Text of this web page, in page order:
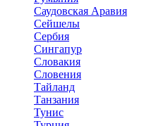
Саудовская Аравия
Сейшелы
Сербия
Сингапур
Словакия
Словения
Тайланд
Танзания
Тунис